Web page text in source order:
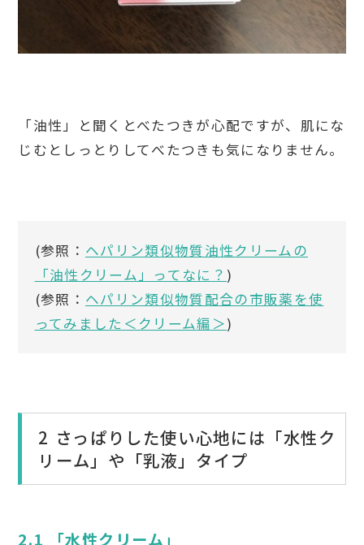
「油性」と聞くとべたつきが心配ですが、肌にな
じむとしっとりしてべたつきも気になりません。
(参照： ヘパリン類似物質油性クリームの
「油性クリーム」ってなに？ )
(参照： ヘパリン類似物質配合の市販薬を使
ってみました＜クリーム編＞)
2 さっぱりした使い心地には「水性ク
リーム」や「乳液」タイプ
2.1 「水性クリーム」